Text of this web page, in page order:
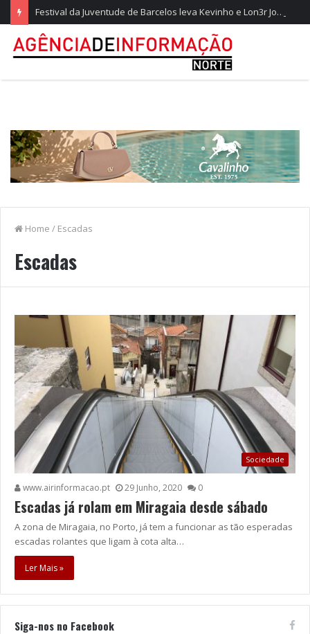
Festival da Juventude de Barcelos leva Kevinho e Lon3r Johny à Frente Ribeirinha
Home / Escadas
Escadas
Sociedade
www.airinformacao.pt 29 Junho, 2020 0
Escadas já rolam em Miragaia desde sábado
A zona de Miragaia, no Porto, já tem a funcionar as tão esperadas
escadas rolantes que ligam à cota alta…
Ler Mais »
Siga-nos no Facebook